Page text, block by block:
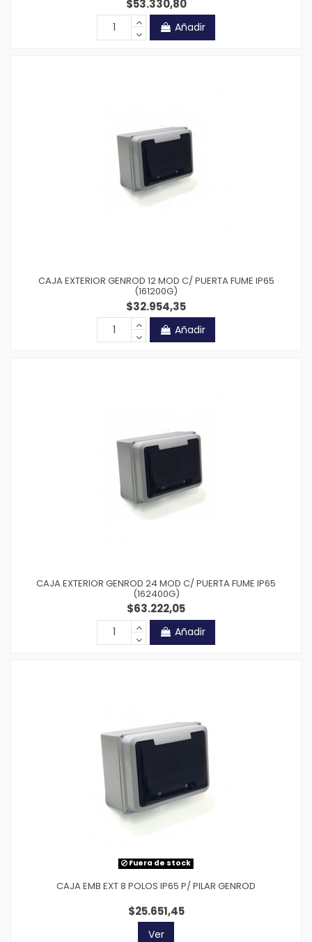
$53.330,80
Añadir
CAJA EXTERIOR GENROD 12 MOD C/ PUERTA FUME IP65
(161200G)
$32.954,35
Añadir
CAJA EXTERIOR GENROD 24 MOD C/ PUERTA FUME IP65
(162400G)
$63.222,05
Añadir
Fuera de stock
CAJA EMB EXT 8 POLOS IP65 P/ PILAR GENROD
$25.651,45
Ver